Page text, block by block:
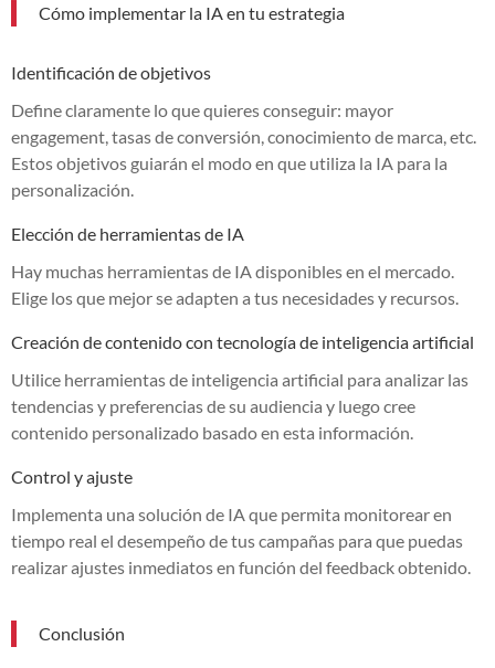
Cómo implementar la IA en tu estrategia
Identificación de objetivos
Define claramente lo que quieres conseguir: mayor
engagement, tasas de conversión, conocimiento de marca, etc.
Estos objetivos guiarán el modo en que utiliza la IA para la
personalización.
Elección de herramientas de IA
Hay muchas herramientas de IA disponibles en el mercado.
Elige los que mejor se adapten a tus necesidades y recursos.
Creación de contenido con tecnología de inteligencia artificial
Utilice herramientas de inteligencia artificial para analizar las
tendencias y preferencias de su audiencia y luego cree
contenido personalizado basado en esta información.
Control y ajuste
Implementa una solución de IA que permita monitorear en
tiempo real el desempeño de tus campañas para que puedas
realizar ajustes inmediatos en función del feedback obtenido.
Conclusión